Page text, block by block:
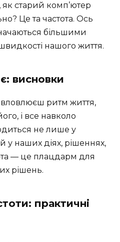
як старий комп’ютер
Це та частота. Ось
більшими
нашого життя.
висновки
вловлюєш ритм життя,
і все навколо
не лише у
у наших діях, рішеннях,
— це плацдарм для
рішень.
практичні